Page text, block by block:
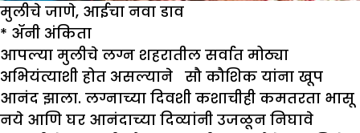
मुलीचे जाणे, आईचा नवा डाव
* ॲनी अंकिता
आपल्या मुलीचे लग्न शहरातील सर्वात मोठ्या
अभियंत्याशी होत असल्याने सौ कौशिक यांना खूप
आनंद झाला. लग्नाच्या दिवशी कशाचीही कमतरता भासू
नये आणि घर आनंदाच्या दिव्यांनी उजळून निघावे